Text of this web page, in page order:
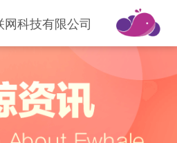
科技有限公司